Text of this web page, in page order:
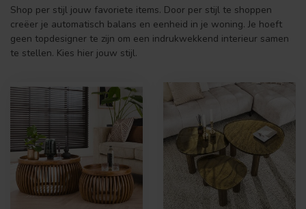
Shop per stijl jouw favoriete items. Door per stijl te shoppen
creëer je automatisch balans en eenheid in je woning. Je hoeft
geen topdesigner te zijn om een indrukwekkend interieur samen
te stellen. Kies hier jouw stijl.